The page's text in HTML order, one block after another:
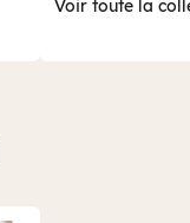
Voir toute la